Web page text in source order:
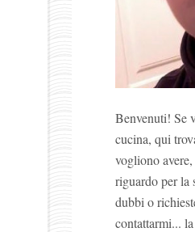
Benvenuti! Se
cucina, qui
vogliono
riguardo per la
dubbi o
contattarmi...